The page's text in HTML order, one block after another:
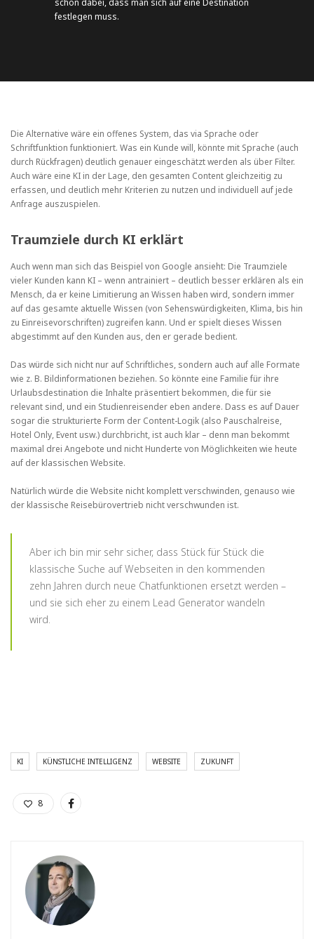
festlegen muss.
Die Alternative wäre ein offenes System, das via Sprache oder
Schriftfunktion funktioniert. Was ein Kunde will, könnte mit Sprache (auch
durch Rückfragen) deutlich genauer eingeschätzt werden als über Filter.
Auch wäre eine KI in der Lage, den gesamten Content gleichzeitig zu
erfassen, und deutlich mehr Kriterien zu nutzen und individuell auf jede
Anfrage auszuspielen.
Traumziele durch KI erklärt
Auch wenn man sich das Beispiel von Google ansieht: Die Traumziele
vieler Kunden kann KI – wenn antrainiert – deutlich besser erklären als ein
Mensch, da er keine Limitierung an Wissen haben wird, sondern immer
auf das gesamte aktuelle Wissen (von Sehenswürdigkeiten, Klima, bis hin
zu Einreisevorschriften) zugreifen kann. Und er spielt dieses Wissen
abgestimmt auf den Kunden aus, den er gerade bedient.
Das würde sich nicht nur auf Schriftliches, sondern auch auf alle Formate
wie z. B. Bildinformationen beziehen. So könnte eine Familie für ihre
Urlaubsdestination die Inhalte präsentiert bekommen, die für sie
relevant sind, und ein Studienreisender eben andere. Dass es auf Dauer
sogar die strukturierte Form der Content-Logik (also Pauschalreise,
Hotel Only, Event usw.) durchbricht, ist auch klar – denn man bekommt
maximal drei Angebote und nicht Hunderte von Möglichkeiten wie heute
auf der klassischen Website.
Natürlich würde die Website nicht komplett verschwinden, genauso wie
der klassische Reisebürovertrieb nicht verschwunden ist.
Aber ich bin mir sehr sicher, dass Stück für Stück die
klassische Suche auf Webseiten in den kommenden
zehn Jahren durch neue Chatfunktionen ersetzt werden –
und sie sich eher zu einem Lead Generator wandeln
wird.
KI KÜNSTLICHE INTELLIGENZ WEBSITE ZUKUNFT
8